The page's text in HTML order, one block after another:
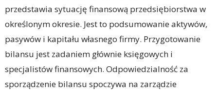
przedstawia sytuację finansową przedsiębiorstwa w
określonym okresie. Jest to podsumowanie aktywów,
pasywów i kapitału własnego firmy. Przygotowanie
bilansu jest zadaniem głównie księgowych i
specjalistów finansowych. Odpowiedzialność za
sporządzenie bilansu spoczywa na zarządzie